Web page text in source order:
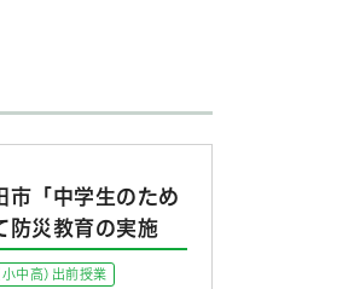
「中学生のため
防災教育の実施
中高)出前授業